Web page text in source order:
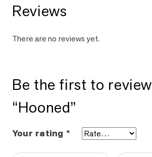
Reviews
There are no reviews yet.
Be the first to review
“Hooned”
Your rating *